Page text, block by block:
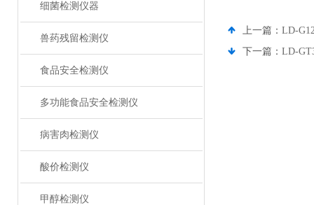
细菌检测仪器
兽药残留检测仪
食品安全检测仪
多功能食品安全检测仪
病害肉检测仪
酸价检测仪
甲醇检测仪
上一篇： LD-
下一篇： LD-